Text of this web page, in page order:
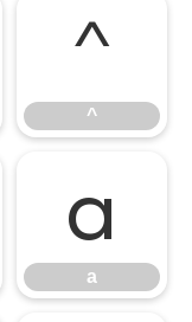
^
^
a
a